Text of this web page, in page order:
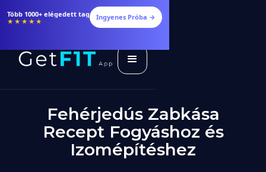
Étrendek, receptek és edzéstervek
★★★★★ Ingyenes Próba →
Fehérjedús Zabkása
Recept Fogyáshoz és
Izomépítéshez